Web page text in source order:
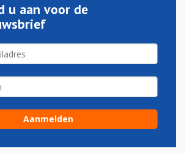
u aan voor de